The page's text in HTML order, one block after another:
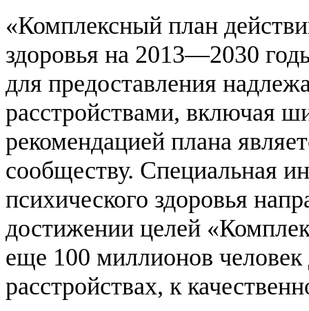
«Комплексный план
здоровья на 2013—2030
для предоставления
расстройствами, включая
рекомендацией плана
сообществу. Специальная
психического здоровья
достижении целей
еще 100 миллионов
расстройствах, к